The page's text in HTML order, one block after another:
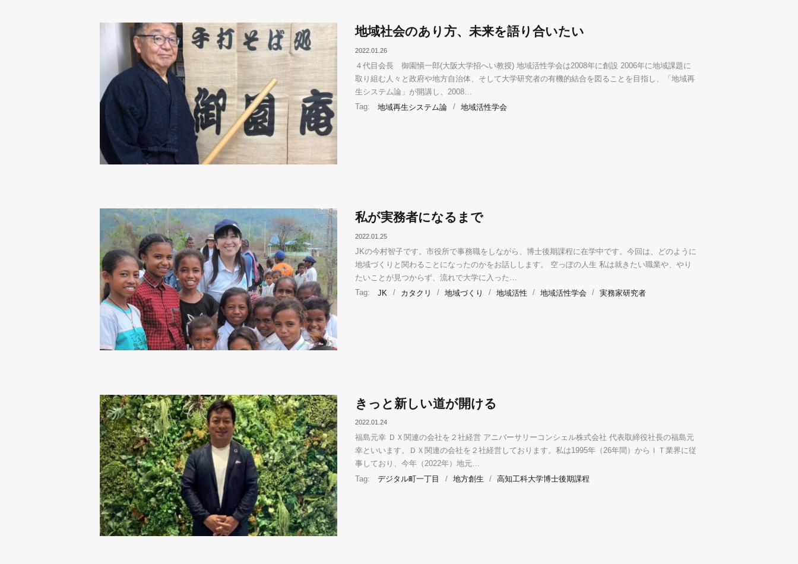
地域社会のあり方、未来を語り合いたい
2022.01.26
４代目会長 御園愼一郎(大阪大学招へい教授) 地域活性学会は2008年に創設 2006年に地域課題に
取り組む人々と政府や地方自治体、そして大学研究者の有機的結合を図ることを目指し、「地域再
生システム論」が開講し、2008…
Tag:
地域再生システム論 / 地域活性学会
私が実務者になるまで
2022.01.25
JKの今村智子です。市役所で事務職をしながら、博士後期課程に在学中です。今回は、どのように
地域づくりと関わることになったのかをお話しします。 空っぽの人生 私は就きたい職業や、やり
たいことが見つからず、流れで大学に入った…
Tag:
JK / カタクリ / 地域づくり / 地域活性 / 地域活性学会 / 実務家研究者
きっと新しい道が開ける
2022.01.24
福島元幸 ＤＸ関連の会社を２社経営 アニバーサリーコンシェル株式会社 代表取締役社長の福島元
幸といいます。ＤＸ関連の会社を２社経営しております。私は1995年（26年間）からＩＴ業界に従
事しており、今年（2022年）地元…
Tag:
デジタル町一丁目 / 地方創生 / 高知工科大学博士後期課程